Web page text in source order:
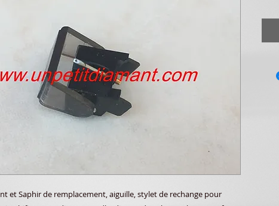
et Saphir de remplacement, aiguille, stylet de rechange pour